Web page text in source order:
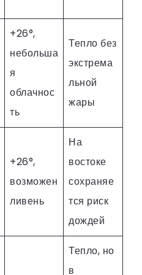
+26°,
небольша
я
облачнос
ть
Тепло без
экстрема
льной
жары
+26°,
возможен
ливень
На
востоке
сохраняе
тся риск
дождей
Тепло, но
в